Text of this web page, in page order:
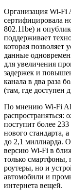
Организация Wi-Fi
сертифицировала
802.11be) и
поддерживает
которая позволяет
данные
для увеличения
задержек и
канала в два раза
(там, где доступен
По мнению Wi-Fi
распространяться:
поступит более
нового стандарта,
до 2,1 миллиарда.
версию Wi-Fi в
только смартфоны,
роутеры, но и
автомобили и
интернета вещей.